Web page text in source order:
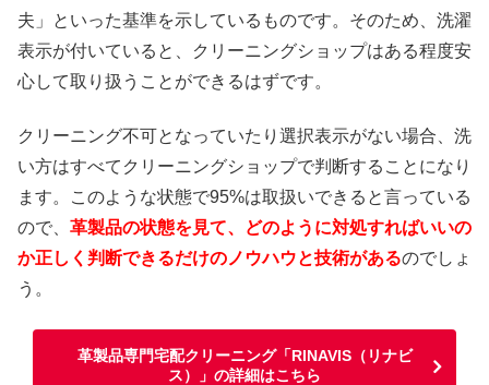
夫」といった基準を示しているものです。そのため、洗濯
表示が付いていると、クリーニングショップはある程度安
心して取り扱うことができるはずです。
クリーニング不可となっていたり選択表示がない場合、洗
い方はすべてクリーニングショップで判断することになり
ます。このような状態で95%は取扱いできると言っている
ので、 革製品の状態を見て、どのように対処すればいいの
か正しく判断できるだけのノウハウと技術があるのでしょ
う。
革製品専門宅配クリーニング「RINAVIS（リナビ
ス）」の詳細はこちら